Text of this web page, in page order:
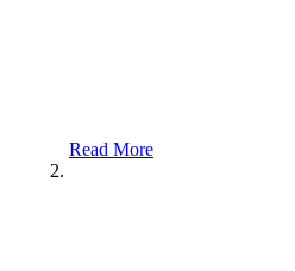
Read More